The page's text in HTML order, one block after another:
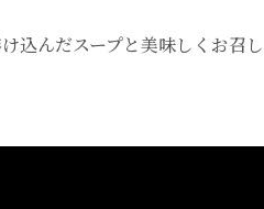
込んだスープと美味しくお召し